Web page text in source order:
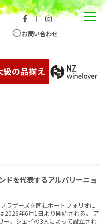
ランドワイン総合サイト
｜
お問い合わせ
メニュー
ドを代表するアルバリーニョ
ラザーズを同社ポートフォリオに
2026年6月1日より開始される。 ア
ー、シェイの3人によって設立され